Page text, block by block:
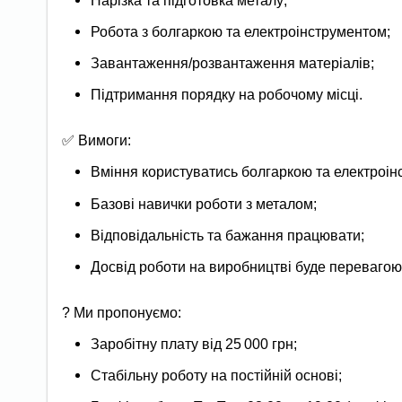
Робота з болгаркою та електроінструментом;
Завантаження/розвантаження матеріалів;
Підтримання порядку на робочому місці.
✅ Вимоги:
Вміння користуватись болгаркою та
Базові навички роботи з металом;
Відповідальність та бажання працювати;
Досвід роботи на виробництві буде перевагою.
? Ми пропонуємо:
Заробітну плату від 25 000 грн;
Стабільну роботу на постійній основі;